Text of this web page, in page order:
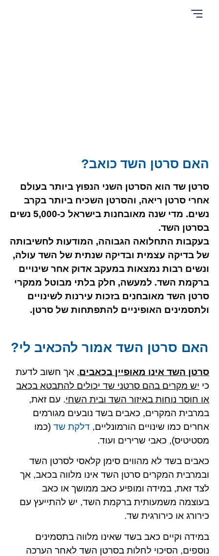
האם סרטן השד כואב?
סרטן שד הוא הסרטן השני הנפוץ ביותר בעולם
אחרי סרטן ריאה, והסרטן השכיח ביותר בקרב
נשים. מדי שנה מאובחנות בישראל כ-5,000 נשים
בסרטן השד.
בעקבות התחלואה הגבוהה, המודעות לחשיבותה
של בדיקה עצמית ובדיקה שנתית של השד עולה,
ונשים רבות נמצאות במעקב אדוק אחר שינויים
ברקמת השד. למעשה, חלק בלתי מבוטל ממקרי
סרטן השד מאובחנים בזכות עירנות לשינויים
ולתסמינים האופיניים להתפתחות של סרטן.
האם סרטן השד אמור להכאיב לי?
סרטן השד אינו מאופיין בכאבים, אך חשוב לדעת
כי יש מקרים בהם סרטני שד יכולים להתבטא בכאב
או חוסר נוחות באיזור השד ובית השחי. עם זאת,
במרבית המקרים, כאבים בשד נובעים מגורמים
אחרים כמו שינויים הורמונליים, דלקת שד(כמו
מסטיטיס), כאבי שרירים ועוד.
כאבים בשד לא מהווים סימן קלאסי לסרטן השד
ובמרבית המקרים סרטן השד אינו מלווה בכאב, אך
לצד זאת, במידה ומופיע כאב ממושך או כאב
בעוצמה משמעותית ברקמת השד, יש להתייעץ עם
כירורג או כירורגית שד.
במידה וקיים כאב בשד שאינו מלווה בתסמינים
נוספים, הסיכוי לחלות בסרטן השד לאחר הערכה